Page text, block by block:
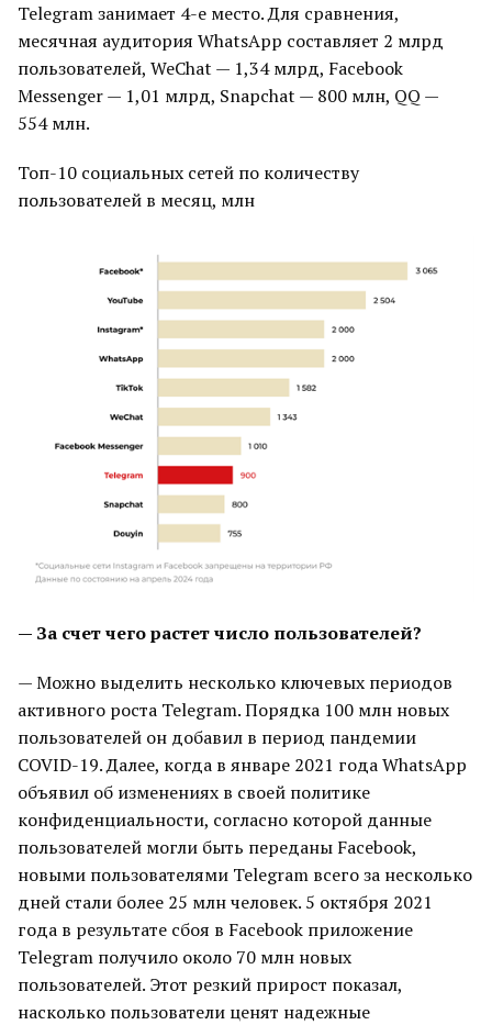
Telegram занимает 4-е место. Для сравнения,
месячная аудитория WhatsApp составляет 2 млрд
пользователей, WeChat — 1,34 млрд, Facebook
Messenger — 1,01 млрд, Snapchat — 800 млн, QQ —
554 млн.
Топ-10 социальных сетей по количеству
пользователей в месяц, млн
— За счет чего растет число пользователей?
— Можно выделить несколько ключевых периодов
активного роста Telegram. Порядка 100 млн новых
пользователей он добавил в период пандемии
COVID-19. Далее, когда в январе 2021 года WhatsApp
объявил об изменениях в своей политике
конфиденциальности, согласно которой данные
пользователей могли быть переданы Facebook,
новыми пользователями Telegram всего за несколько
дней стали более 25 млн человек. 5 октября 2021
года в результате сбоя в Facebook приложение
Telegram получило около 70 млн новых
пользователей. Этот резкий прирост показал,
насколько пользователи ценят надежные